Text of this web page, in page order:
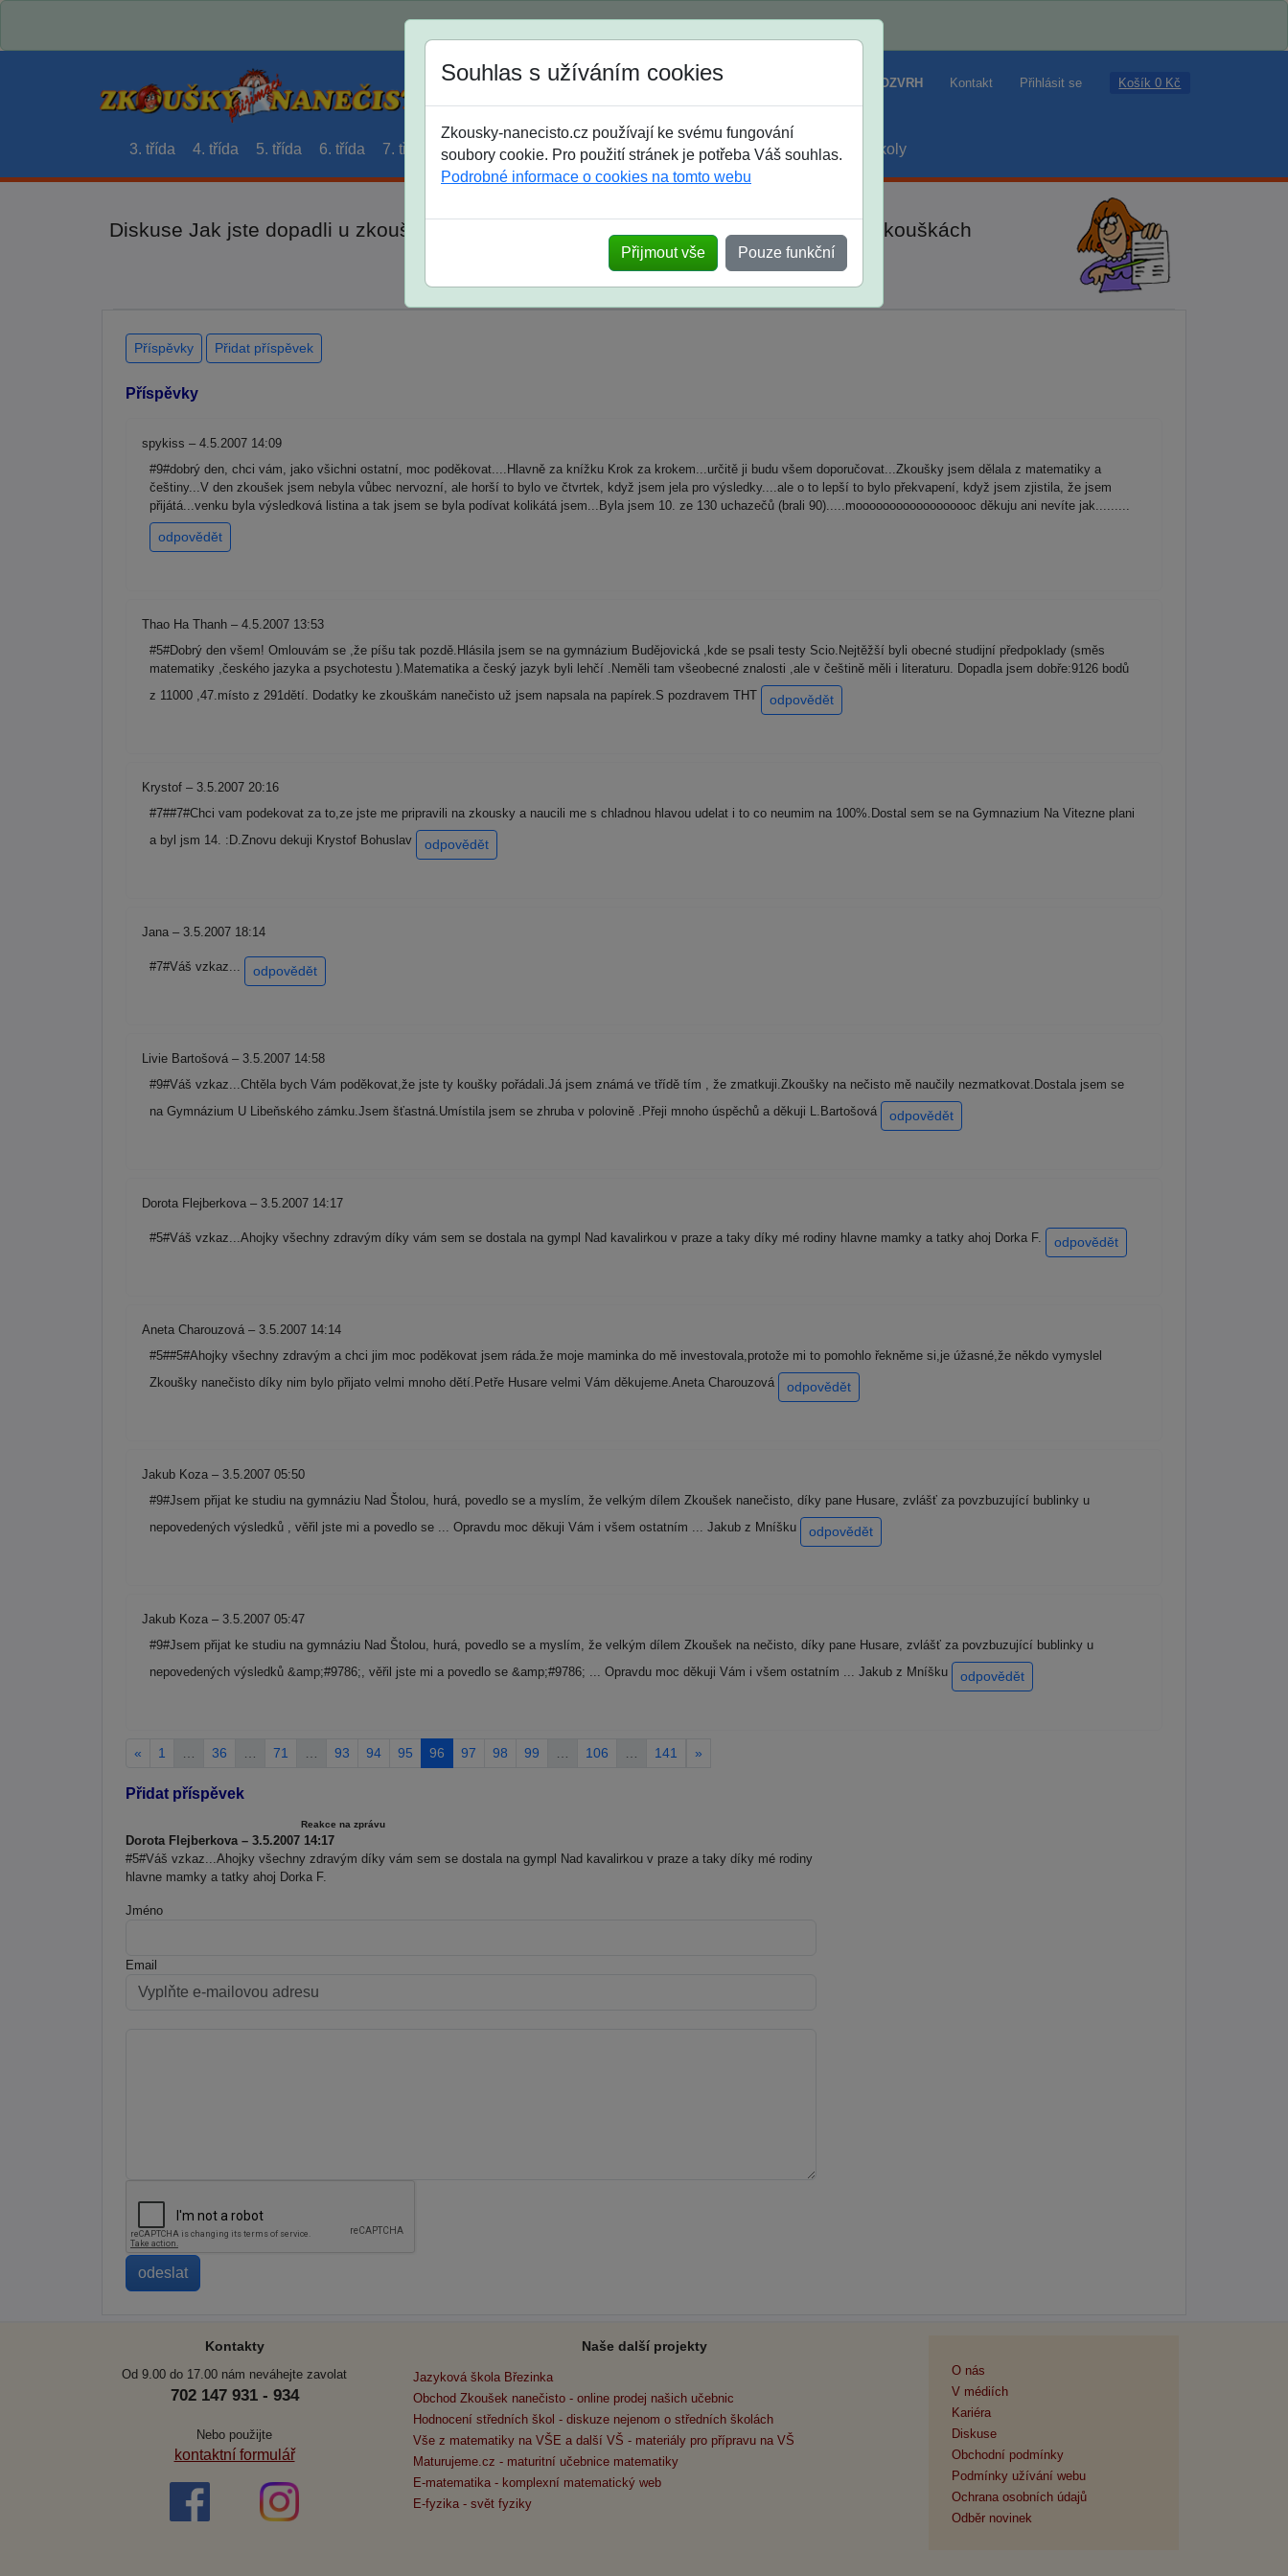
Jak si vybrat ROZVRH Kontakt Přihlásit se Košík 0 Kč
3. třída 4. třída 5. třída 6. třída 7. třída 8. třída 9. třída střední maturanti soutěže prázdniny školy
Diskuse Jak jste dopadli u zkoušek na SŠ? Vaše ohlasy po skutečných přijímacích zkouškách
Souhlas s užíváním cookies
Zkousky-nanecisto.cz používají ke svému fungování
soubory cookie. Pro použití stránek je potřeba Váš souhlas.
Podrobné informace o cookies na tomto webu
Přijmout vše Pouze funkční
Příspěvky Přidat příspěvek
Příspěvky
spykiss – 4.5.2007 14:09
#9#dobrý den, chci vám, jako všichni ostatní, moc poděkovat....Hlavně za knížku Krok za krokem...určitě ji budu všem doporučovat...Zkoušky jsem dělala z matematiky a
češtiny...V den zkoušek jsem nebyla vůbec nervozní, ale horší to bylo ve čtvrtek, když jsem jela pro výsledky....ale o to lepší to bylo překvapení, když jsem zjistila, že jsem
přijátá...venku byla výsledková listina a tak jsem se byla podívat kolikátá jsem...Byla jsem 10. ze 130 uchazečů (brali 90).....moooooooooooooooooc děkuju ani nevíte jak.........
odpovědět
Thao Ha Thanh – 4.5.2007 13:53
#5#Dobrý den všem! Omlouvám se ,že píšu tak pozdě.Hlásila jsem se na gymnázium Budějovická ,kde se psali testy Scio.Nejtěžší byli obecné studijní předpoklady (směs
matematiky ,českého jazyka a psychotestu ).Matematika a český jazyk byli lehčí .Neměli tam všeobecné znalosti ,ale v češtině měli i literaturu. Dopadla jsem dobře:9126 bodů
z 11000 ,47.místo z 291dětí. Dodatky ke zkouškám nanečisto už jsem napsala na papírek.S pozdravem THT
odpovědět
Krystof – 3.5.2007 20:16
#7##7#Chci vam podekovat za to,ze jste me pripravili na zkousky a naucili me s chladnou hlavou udelat i to co neumim na 100%.Dostal sem se na Gymnazium Na Vitezne plani
a byl jsm 14. :D.Znovu dekuji Krystof Bohuslav
odpovědět
Jana – 3.5.2007 18:14
#7#Váš vzkaz... odpovědět
Livie Bartošová – 3.5.2007 14:58
#9#Váš vzkaz...Chtěla bych Vám poděkovat,že jste ty koušky pořádali.Já jsem známá ve třídě tím , že zmatkuji.Zkoušky na nečisto mě naučily nezmatkovat.Dostala jsem se
na Gymnázium U Libeňského zámku.Jsem šťastná.Umístila jsem se zhruba v polovině .Přeji mnoho úspěchů a děkuji L.Bartošová
odpovědět
Dorota Flejberkova – 3.5.2007 14:17
#5#Váš vzkaz...Ahojky všechny zdravým díky vám sem se dostala na gympl Nad kavalirkou v praze a taky díky mé rodiny hlavne mamky a tatky ahoj Dorka F. odpovědět
Aneta Charouzová – 3.5.2007 14:14
#5##5#Ahojky všechny zdravým a chci jim moc poděkovat jsem ráda.že moje maminka do mě investovala,protože mi to pomohlo řekněme si,je úžasné,že někdo vymyslel
Zkoušky nanečisto díky nim bylo přijato velmi mnoho dětí.Petře Husare velmi Vám děkujeme.Aneta Charouzová
odpovědět
Jakub Koza – 3.5.2007 05:50
#9#Jsem přijat ke studiu na gymnáziu Nad Štolou, hurá, povedlo se a myslím, že velkým dílem Zkoušek nanečisto, díky pane Husare, zvlášť za povzbuzující bublinky u
nepovedených výsledků , věřil jste mi a povedlo se ... Opravdu moc děkuji Vám i všem ostatním ... Jakub z Mníšku
odpovědět
Jakub Koza – 3.5.2007 05:47
#9#Jsem přijat ke studiu na gymnáziu Nad Štolou, hurá, povedlo se a myslím, že velkým dílem Zkoušek na nečisto, díky pane Husare, zvlášť za povzbuzující bublinky u
nepovedených výsledků &amp;#9786;, věřil jste mi a povedlo se &amp;#9786; ... Opravdu moc děkuji Vám i všem ostatním ... Jakub z Mníšku
odpovědět
« 1 36 71 93 94 95 96 97 98 99 106 141 »
Přidat příspěvek
Reakce na zprávu
Dorota Flejberkova – 3.5.2007 14:17
#5#Váš vzkaz...Ahojky všechny zdravým díky vám sem se dostala na gympl Nad kavalirkou v praze a taky díky mé rodiny
hlavne mamky a tatky ahoj Dorka F.
Jméno
Email
Kontakty
Od 9.00 do 17.00 nám neváhejte zavolat
702 147 931 - 934
Nebo použijte
kontaktní formulář
Naše další projekty
Jazyková škola Březinka
Obchod Zkoušek nanečisto - online prodej našich učebnic
Hodnocení středních škol - diskuze nejenom o středních školách
Vše z matematiky na VŠE a další VŠ - materiály pro přípravu na VŠ
Maturujeme.cz - maturitní učebnice matematiky
E-matematika - komplexní matematický web
E-fyzika - svět fyziky
O nás
V médiích
Kariéra
Diskuse
Obchodní podmínky
Podmínky užívání webu
Ochrana osobních údajů
Odběr novinek